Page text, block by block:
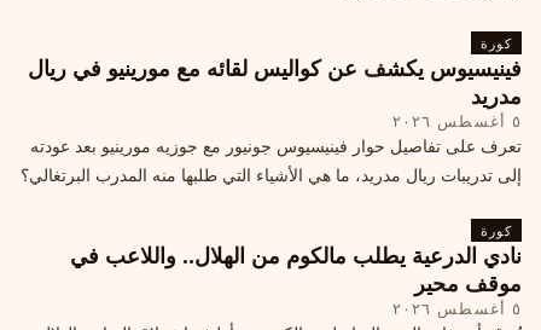
كورة
فينيسيوس يكشف عن كواليس لقائه مع مورينيو في ريال
مدريد
٥ أغسطس ٢٠٢٦
تعرف على تفاصيل حوار فينيسيوس جونيور مع جوزيه مورينيو بعد عودته
إلى تدريبات ريال مدريد، ما هي الأشياء التي طلبها منه المدرب البرتغالي؟
كورة
نادي الدرعية يطلب مالكوم من الهلال.. واللاعب في
موقف محير
٥ أغسطس ٢٠٢٦